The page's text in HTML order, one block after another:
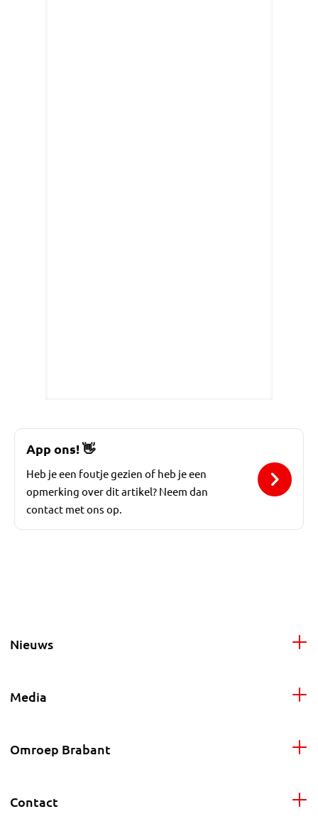
App ons!👋
Heb je een foutje gezien of heb je een
opmerking over dit artikel? Neem dan
contact met ons op.
Nieuws
Media
Omroep Brabant
Contact